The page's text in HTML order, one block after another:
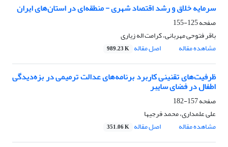
سرمایه خلاق و رشد اقتصاد شهری - منطقه‌ای در استان‌های ایران
صفحه125-155
باقر فتوحی مهربانی، کرامت اله زیاری
مشاهده مقاله
اصل مقاله 989.23 K
ظرفیت‌های تقنینی کاربرد برنامه‌های عدالت ترمیمی در بزه‌دیدگی
اطفال در فضای سایبر
صفحه157-182
علی علمداری، محمد فرجیها
مشاهده مقاله
اصل مقاله 351.06 K